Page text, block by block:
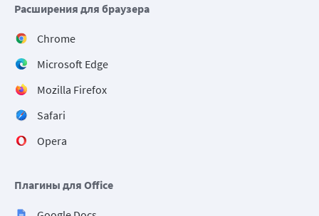
Расширения для браузера
Chrome
Microsoft Edge
Mozilla Firefox
Safari
Opera
Плагины для Office